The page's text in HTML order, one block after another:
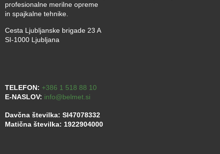
profesionalne merilne opreme
in spajkalne tehnike.
Cesta Ljubljanske brigade 23 A
SI-1000 Ljubljana
TELEFON: +386 1 518 88 10
E-NASLOV: info@belmet.si
Davčna številka: SI47078332
Matična številka: 1922904000